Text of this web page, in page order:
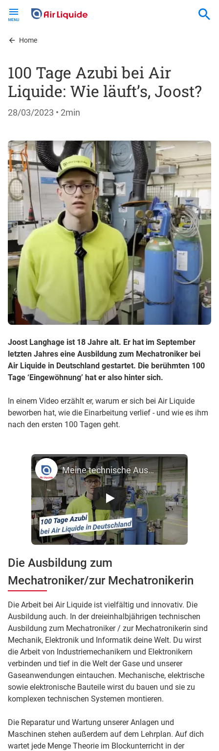
contentHome
100 Tage Azubi bei Air
Liquide: Wie läuft’s, Joost?
28/03/2023 • 2min
Joost Langhage ist 18 Jahre alt. Er hat im September
letzten Jahres eine Ausbildung zum Mechatroniker bei
Air Liquide in Deutschland gestartet. Die berühmten 100
Tage ‘Eingewöhnung’ hat er also hinter sich.
In einem Video erzählt er, warum er sich bei Air Liquide
beworben hat, wie die Einarbeitung verlief - und wie es ihm
nach den ersten 100 Tagen geht.
Meine technische Ausbildung mit Zukunft - Die 100 ersten Tage bei Air Liquide
Die Ausbildung zum
Mechatroniker/zur Mechatronikerin
Die Arbeit bei Air Liquide ist vielfältig und innovativ. Die
Ausbildung auch. In der dreieinhalbjährigen technischen
Ausbildung zum Mechatroniker / zur Mechatronikerin sind
Mechanik, Elektronik und Informatik deine Welt. Du wirst
die Arbeit von Industriemechanikern und Elektronikern
verbinden und tief in die Welt der Gase und unserer
Gaseanwendungen eintauchen. Mechanische, elektrische
sowie elektronische Bauteile wirst du bauen und sie zu
komplexen technischen Systemen montieren.
Die Reparatur und Wartung unserer Anlagen und
Maschinen stehen außerdem auf dem Lehrplan. Auf dich
wartet jede Menge Theorie im Blockunterricht in der